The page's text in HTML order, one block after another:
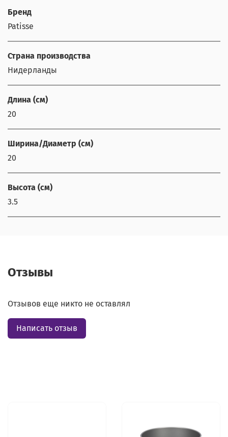
Бренд
Patisse
Страна производства
Нидерланды
Длина (см)
20
Ширина/Диаметр (см)
20
Высота (см)
3.5
Отзывы
Отзывов еще никто не оставлял
Написать отзыв